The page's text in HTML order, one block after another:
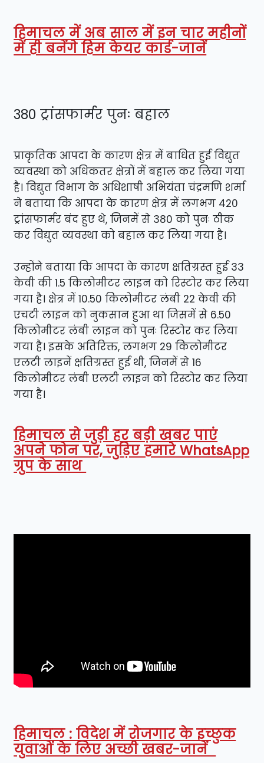
हिमाचल में अब साल में इन चार महीनों
में ही बनेंगे हिम केयर कार्ड-जानें
380 ट्रांसफार्मर पुनः बहाल
प्राकृतिक आपदा के कारण क्षेत्र में बाधित हुई विद्युत
व्यवस्था को अधिकतर क्षेत्रों में बहाल कर लिया गया
है। विद्युत विभाग के अधिशाषी अभियंता चंद्रमणि शर्मा
ने बताया कि आपदा के कारण क्षेत्र में लगभग 420
ट्रांसफार्मर बंद हुए थे, जिनमें से 380 को पुनः ठीक
कर विद्युत व्यवस्था को बहाल कर लिया गया है।
उन्होंने बताया कि आपदा के कारण क्षतिग्रस्त हुई 33
केवी की 1.5 किलोमीटर लाइन को रिस्टोर कर लिया
गया है। क्षेत्र में 10.50 किलोमीटर लंबी 22 केवी की
एचटी लाइन को नुकसान हुआ था जिसमें से 6.50
किलोमीटर लंबी लाइन को पुनः रिस्टोर कर लिया
गया है। इसके अतिरिक्त, लगभग 29 किलोमीटर
एलटी लाइनें क्षतिग्रस्त हुई थी, जिनमें से 16
किलोमीटर लंबी एलटी लाइन को रिस्टोर कर लिया
गया है।
हिमाचल से जुड़ी हर बड़ी खबर पाएं
अपने फोन पर, जुड़िए हमारे WhatsApp
ग्रुप के साथ
हिमाचल : विदेश में रोजगार के इच्छुक
युवाओं के लिए अच्छी खबर-जानें